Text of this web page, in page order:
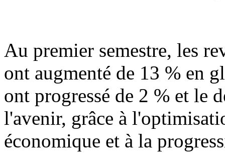
Au premier semestre, les
ont augmenté de 13 % en
ont progressé de 2 % et le
l'avenir, grâce à
économique et à la